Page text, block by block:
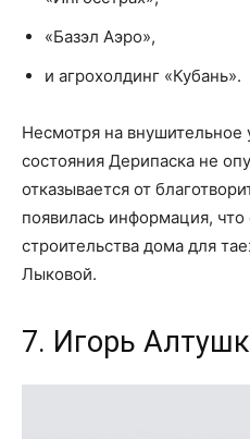
«Базэл Аэро»,
и агрохолдинг «Кубань».
Несмотря на внушительное
состояния Дерипаска не
отказывается от
появилась информация,
строительства дома для
Лыковой.
7. Игорь